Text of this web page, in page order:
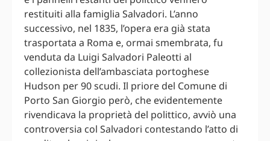
restituiti alla famiglia Salvadori. L’anno
successivo, nel 1835, l’opera era già stata
trasportata a Roma e, ormai smembrata, fu
venduta da Luigi Salvadori Paleotti al
collezionista dell’ambasciata portoghese
Hudson per 90 scudi. Il priore del Comune di
Porto San Giorgio però, che evidentemente
rivendicava la proprietà del polittico, avviò una
controversia col Salvadori contestando l’atto di